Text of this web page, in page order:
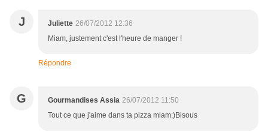
J Juliette 26/07/2012 12:36
Miam, justement c'est l'heure de manger !
Répondre
G Gourmandises Assia 26/07/2012 11:50
Tout ce que j'aime dans ta pizza miam:)Bisous